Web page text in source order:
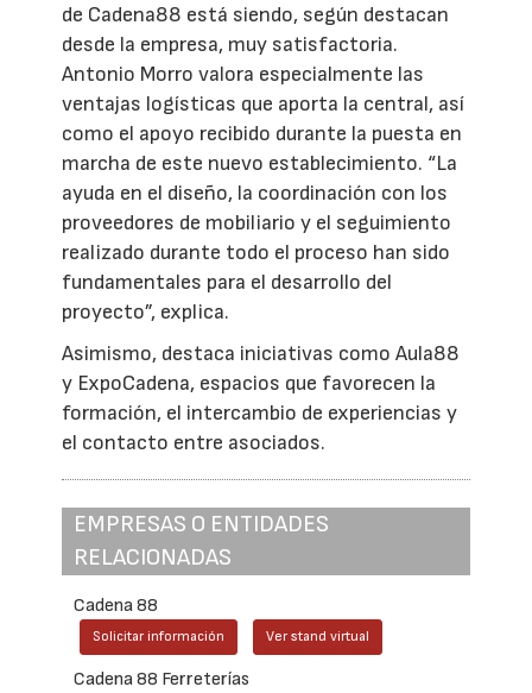
de Cadena88 está siendo, según destacan
desde la empresa, muy satisfactoria.
Antonio Morro valora especialmente las
ventajas logísticas que aporta la central, así
como el apoyo recibido durante la puesta en
marcha de este nuevo establecimiento. “La
ayuda en el diseño, la coordinación con los
proveedores de mobiliario y el seguimiento
realizado durante todo el proceso han sido
fundamentales para el desarrollo del
proyecto”, explica.
Asimismo, destaca iniciativas como Aula88
y ExpoCadena, espacios que favorecen la
formación, el intercambio de experiencias y
el contacto entre asociados.
EMPRESAS O ENTIDADES
RELACIONADAS
Cadena 88
Solicitar información Ver stand virtual
Cadena 88 Ferreterías